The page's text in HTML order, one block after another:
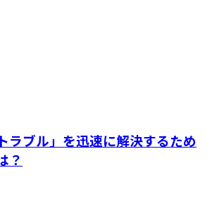
ラブル」を迅速に解決するため
？